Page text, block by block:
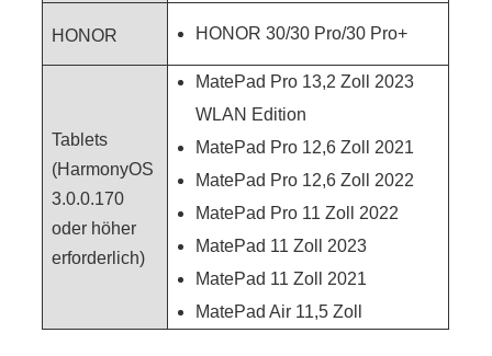
HONOR HONOR 30/30 Pro/30 Pro+
Tablets
(HarmonyOS
3.0.0.170
oder höher
erforderlich)
MatePad Pro 13,2 Zoll 2023
WLAN Edition
MatePad Pro 12,6 Zoll 2021
MatePad Pro 12,6 Zoll 2022
MatePad Pro 11 Zoll 2022
MatePad 11 Zoll 2023
MatePad 11 Zoll 2021
MatePad Air 11,5 Zoll